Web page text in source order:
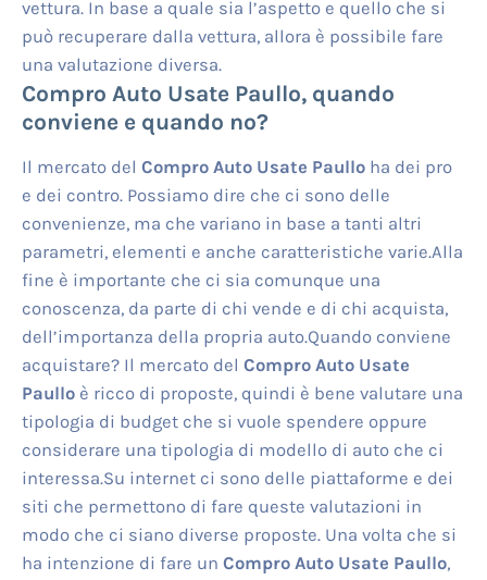
vettura. In base a quale sia l’aspetto e quello che si
può recuperare dalla vettura, allora è possibile fare
una valutazione diversa.
Compro Auto Usate Paullo, quando
conviene e quando no?
Il mercato del Compro Auto Usate Paulloha dei pro
e dei contro. Possiamo dire che ci sono delle
convenienze, ma che variano in base a tanti altri
parametri, elementi e anche caratteristiche varie.Alla
fine è importante che ci sia comunque una
conoscenza, da parte di chi vende e di chi acquista,
dell’importanza della propria auto.Quando conviene
acquistare? Il mercato del Compro Auto Usate
Paulloè ricco di proposte, quindi è bene valutare una
tipologia di budget che si vuole spendere oppure
considerare una tipologia di modello di auto che ci
interessa.Su internet ci sono delle piattaforme e dei
siti che permettono di fare queste valutazioni in
modo che ci siano diverse proposte. Una volta che si
ha intenzione di fare un Compro Auto Usate Paullo,